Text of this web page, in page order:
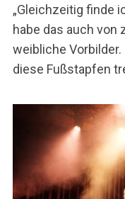
„Gleichzeitig finde
habe das auch von
weibliche
diese Fußstapfen